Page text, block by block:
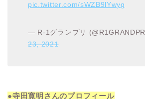
pic.twitter.com/sWZB9lYwyg
— R-1グランプリ
23, 2021
●寺田寛明さんのプロフィール